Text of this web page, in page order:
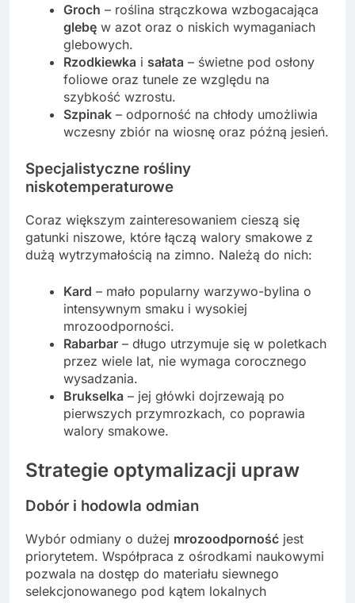
Groch – roślina strączkowa wzbogacająca
glebę w azot oraz o niskich wymaganiach
glebowych.
Rzodkiewka i sałata – świetne pod osłony
foliowe oraz tunele ze względu na
szybkość wzrostu.
Szpinak – odporność na chłody umożliwia
wczesny zbiór na wiosnę oraz późną jesień.
Specjalistyczne rośliny
niskotemperaturowe
Coraz większym zainteresowaniem cieszą się
gatunki niszowe, które łączą walory smakowe z
dużą wytrzymałością na zimno. Należą do nich:
Kard – mało popularny warzywo-bylina o
intensywnym smaku i wysokiej
mrozoodporności.
Rabarbar – długo utrzymuje się w poletkach
przez wiele lat, nie wymaga corocznego
wysadzania.
Brukselka – jej główki dojrzewają po
pierwszych przymrozkach, co poprawia
walory smakowe.
Strategie optymalizacji upraw
Dobór i hodowla odmian
Wybór odmiany o dużej mrozoodporność jest
priorytetem. Współpraca z ośrodkami naukowymi
pozwala na dostęp do materiału siewnego
selekcjonowanego pod kątem lokalnych